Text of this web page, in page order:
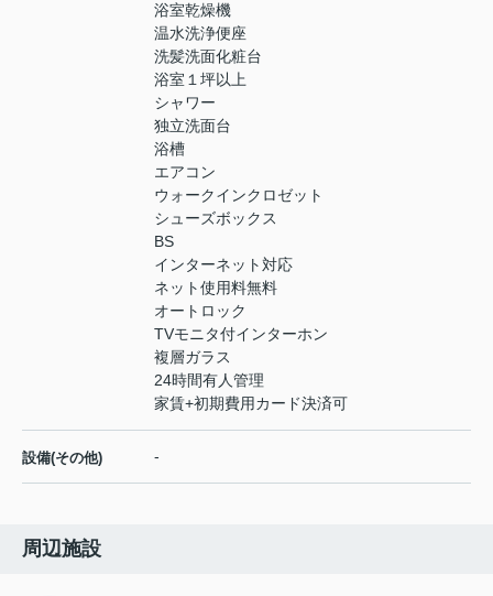
浴室乾燥機
温水洗浄便座
洗髪洗面化粧台
浴室１坪以上
シャワー
独立洗面台
浴槽
エアコン
ウォークインクロゼット
シューズボックス
BS
インターネット対応
ネット使用料無料
オートロック
TVモニタ付インターホン
複層ガラス
24時間有人管理
家賃+初期費用カード決済可
設備(その他) -
周辺施設